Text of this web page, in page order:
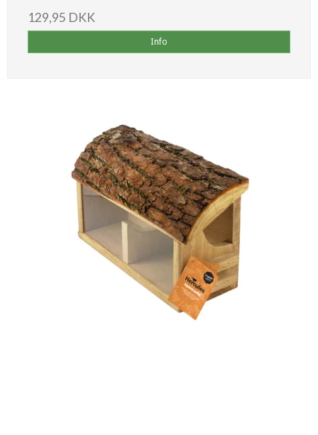
129,95 DKK
Info